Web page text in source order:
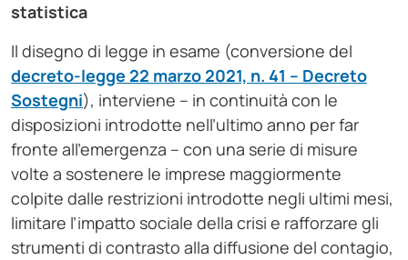
statistica
Il disegno di legge in esame (conversione del
decreto-legge 22 marzo 2021, n. 41 – Decreto
Sostegni), interviene – in continuità con le
disposizioni introdotte nell’ultimo anno per far
fronte all’emergenza – con una serie di misure
volte a sostenere le imprese maggiormente
colpite dalle restrizioni introdotte negli ultimi mesi,
limitare l’impatto sociale della crisi e rafforzare gli
strumenti di contrasto alla diffusione del contagio,